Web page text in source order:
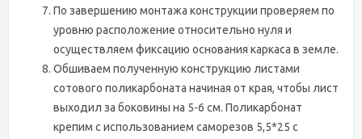
По завершению монтажа конструкции проверяем по
уровню расположение относительно нуля и
осуществляем фиксацию основания каркаса в земле.
Обшиваем полученную конструкцию листами
сотового поликарбоната начиная от края, чтобы лист
выходил за боковины на 5-6 см. Поликарбонат
крепим с использованием саморезов 5,5*25 с